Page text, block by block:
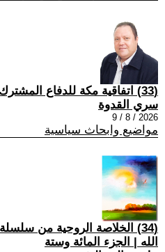
(33) اتفاقية مكة للدفاع المشترك
سري القدوة
2026 / 8 / 9
مواضيع وابحاث سياسية
(34) الخلاصة الروحية من
الله | الجزء المائة وستة